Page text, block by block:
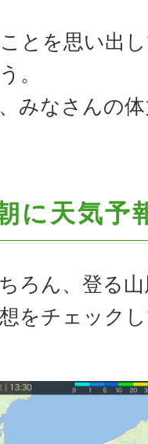
とを思い出
。
みなさんの
に天気予
ろん、登る
をチェック